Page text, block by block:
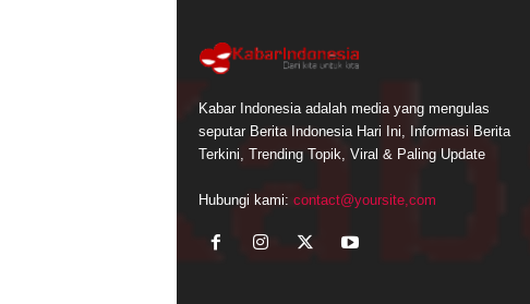
Kabar Indonesia adalah media yang mengulas
seputar Berita Indonesia Hari Ini, Informasi Berita
Terkini, Trending Topik, Viral & Paling Update
Hubungi kami: contact@yoursite,com